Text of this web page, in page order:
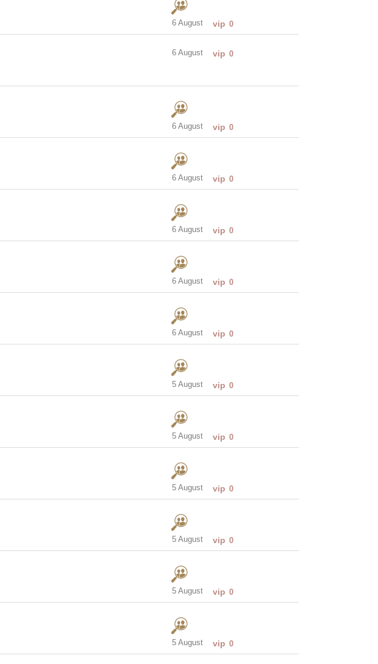
6 August vip 0
6 August vip 0
6 August vip 0
6 August vip 0
6 August vip 0
6 August vip 0
6 August vip 0
5 August vip 0
5 August vip 0
5 August vip 0
5 August vip 0
5 August vip 0
5 August vip 0